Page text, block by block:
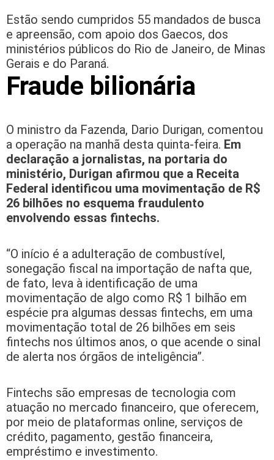
Estão sendo cumpridos 55 mandados de busca
e apreensão, com apoio dos Gaecos, dos
ministérios públicos do Rio de Janeiro, de Minas
Gerais e do Paraná.
Fraude bilionária
O ministro da Fazenda, Dario Durigan, comentou
a operação na manhã desta quinta-feira. Em
declaração a jornalistas, na portaria do
ministério, Durigan afirmou que a Receita
Federal identificou uma movimentação de R$
26 bilhões no esquema fraudulento
envolvendo essas fintechs.
“O início é a adulteração de combustível,
sonegação fiscal na importação de nafta que,
de fato, leva à identificação de uma
movimentação de algo como R$ 1 bilhão em
espécie pra algumas dessas fintechs, em uma
movimentação total de 26 bilhões em seis
fintechs nos últimos anos, o que acende o sinal
de alerta nos órgãos de inteligência”.
Fintechs são empresas de tecnologia com
atuação no mercado financeiro, que oferecem,
por meio de plataformas online, serviços de
crédito, pagamento, gestão financeira,
empréstimo e investimento.